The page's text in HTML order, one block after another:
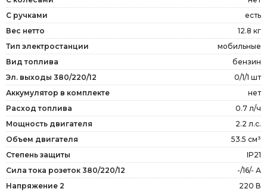
С ручками
есть
Вес нетто
12.8 кг
Тип электростанции
мобильные
Вид топлива
бензин
Эл. выходы 380/220/12
0/1/1 шт
Аккумулятор в комплекте
нет
Расход топлива
0.7 л/ч
Мощность двигателя
2.2 л.с.
Объем двигателя
53.5 см³
Степень защиты
IP21
Сила тока розеток 380/220/12
-/16/- А
Напряжение 2
220 В